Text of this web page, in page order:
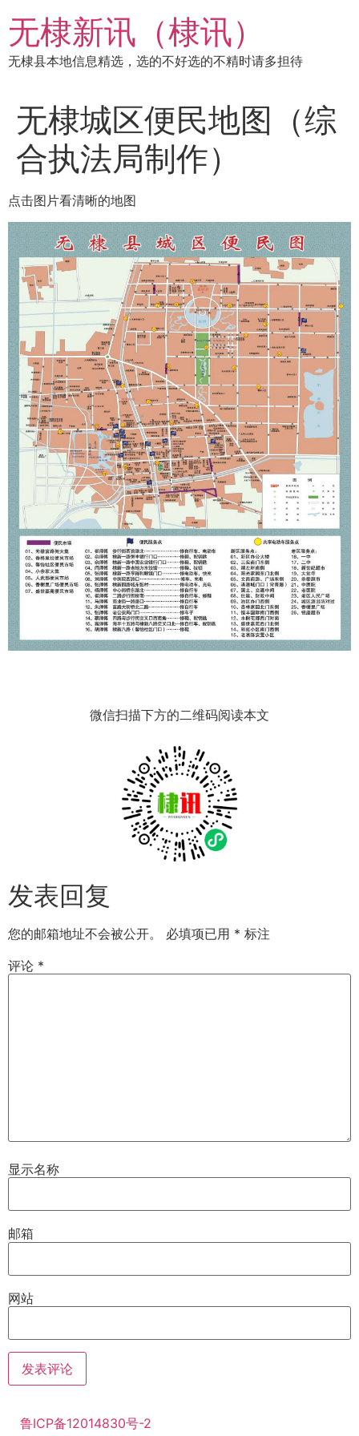
到
内
容
无棣新讯（棣讯）
无棣县本地信息精选，选的不好选的不精时请多担待
无棣城区便民地图（综
合执法局制作）
点击图片看清晰的地图
微信扫描下方的二维码阅读本文
发表回复
您的邮箱地址不会被公开。 必填项已用 * 标注
评论 *
显示名称
邮箱
网站
鲁ICP备12014830号-2